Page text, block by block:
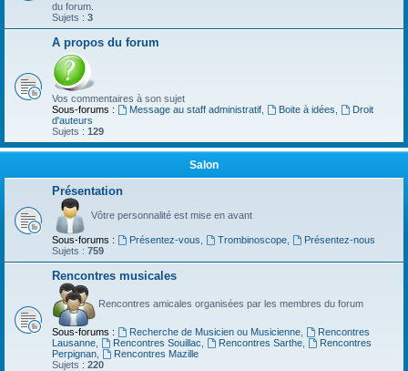
du forum.
Sujets : 3
A propos du forum
Vos commentaires à son sujet
Sous-forums :
Message au staff administratif, Boite à idées
Droit
d'auteurs
Sujets : 129
Salon
Présentation
Vôtre personnalité est mise en avant
Sous-forums : Présentez-vous Trombinoscope,
Présentez-nous
Sujets : 759
Rencontres musicales
Rencontres amicales organisées par les membres du forum
Sous-forums : Recherche de Musicien ou Musicienne,
Rencontres
Lausanne
Rencontres Souillac Rencontres Sarthe,
Rencontres
Perpignan
Rencontres Mazille
Sujets : 220